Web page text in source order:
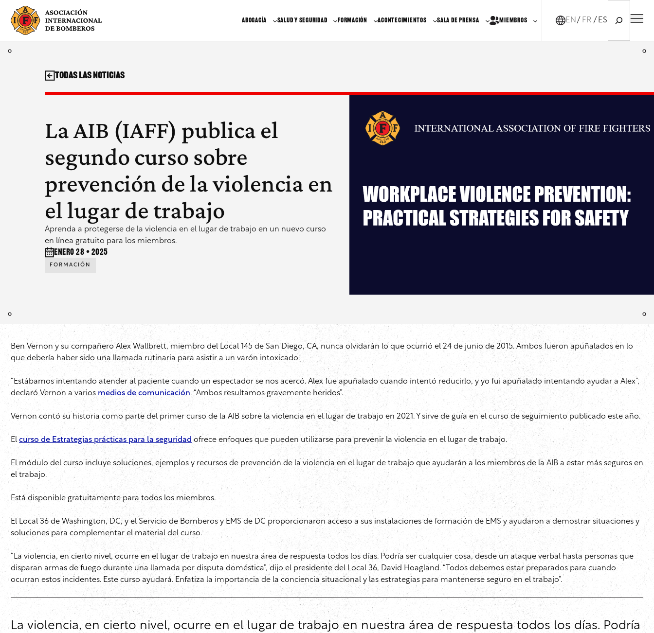
contenido
ABOGACÍA SALUD Y SEGURIDAD FORMACIÓN ACONTECIMIENTOS SALA DE PRENSA MIEMBROS EN FR-CA
ES
La AIB (IAFF) publica el
segundo curso sobre
prevención de la violencia en
el lugar de trabajo
Aprenda a protegerse de la violencia en el lugar de trabajo en un nuevo curso
en línea gratuito para los miembros.
enero 28 • 2025
FORMACIÓN
Todas las noticias
Ben Vernon y su compañero Alex Wallbrett, miembro del Local 145 de San Diego, CA, nunca olvidarán lo que ocurrió el 24 de junio de 2015. Ambos fueron apuñalados en lo
que debería haber sido una llamada rutinaria para asistir a un varón intoxicado.
“Estábamos intentando atender al paciente cuando un espectador se nos acercó. Alex fue apuñalado cuando intentó reducirlo, y yo fui apuñalado intentando ayudar a Alex”,
declaró Vernon a varios medios de comunicación. “Ambos resultamos gravemente heridos”.
Vernon contó su historia como parte del primer curso de la AIB sobre la violencia en el lugar de trabajo en 2021. Y sirve de guía en el curso de seguimiento publicado este año.
El curso de Estrategias prácticas para la seguridadofrece enfoques que pueden utilizarse para prevenir la violencia en el lugar de trabajo.
El módulo del curso incluye soluciones, ejemplos y recursos de prevención de la violencia en el lugar de trabajo que ayudarán a los miembros de la AIB a estar más seguros en
el trabajo.
Está disponible gratuitamente para todos los miembros.
El Local 36 de Washington, DC, y el Servicio de Bomberos y EMS de DC proporcionaron acceso a sus instalaciones de formación de EMS y ayudaron a demostrar situaciones y
soluciones para complementar el material del curso.
“La violencia, en cierto nivel, ocurre en el lugar de trabajo en nuestra área de respuesta todos los días. Podría ser cualquier cosa, desde un ataque verbal hasta personas que
disparan armas de fuego durante una llamada por disputa doméstica”, dijo el presidente del Local 36, David Hoagland. “Todos debemos estar preparados para cuando
ocurran estos incidentes. Este curso ayudará. Enfatiza la importancia de la conciencia situacional y las estrategias para mantenerse seguro en el trabajo”.
La violencia, en cierto nivel, ocurre en el lugar de trabajo en nuestra área de respuesta todos los días. Podría